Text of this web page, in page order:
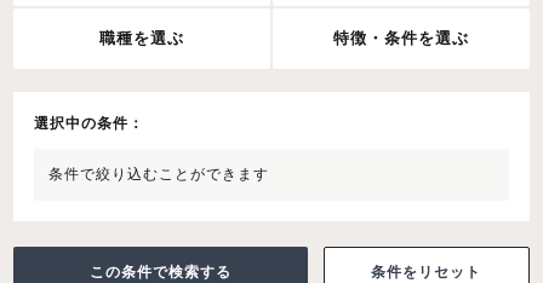
職種を選ぶ 特徴・条件を選ぶ
選択中の条件：
条件で絞り込むことができます
条件をリセット